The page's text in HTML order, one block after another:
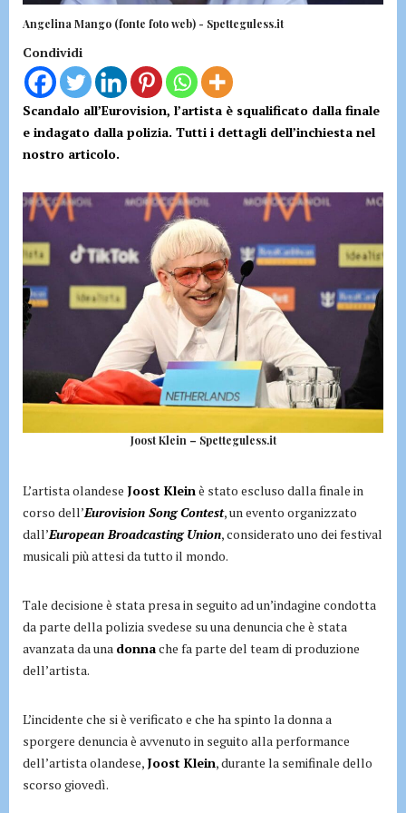
Angelina Mango (fonte foto web) - Spetteguless.it
Condividi
Scandalo all’Eurovision, l’artista è squalificato dalla finale
e indagato dalla polizia. Tutti i dettagli dell’inchiesta nel
nostro articolo.
Joost Klein – Spetteguless.it
L’artista olandese Joost Kleinè stato escluso dalla finale in
corso dell’Eurovision Song Contest, un evento organizzato
dall’European Broadcasting Union, considerato uno dei festival
musicali più attesi da tutto il mondo.
Tale decisione è stata presa in seguito ad un’indagine condotta
da parte della polizia svedese su una denuncia che è stata
avanzata da una donnache fa parte del team di produzione
dell’artista.
L’incidente che si è verificato e che ha spinto la donna a
sporgere denuncia è avvenuto in seguito alla performance
dell’artista olandese, Joost Klein, durante la semifinale dello
scorso giovedì.